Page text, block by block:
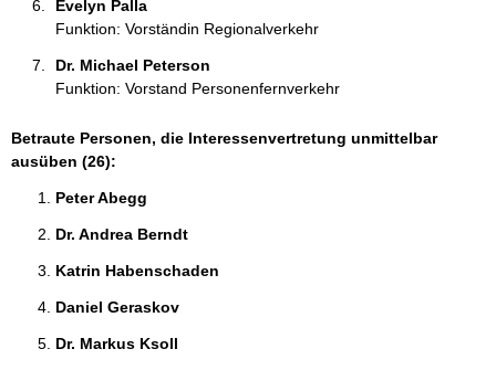
Evelyn Palla
Funktion: Vorständin Regionalverkehr
Dr. Michael Peterson
Funktion: Vorstand Personenfernverkehr
Betraute Personen, die Interessenvertretung unmittelbar
ausüben (26):
Peter Abegg
Dr. Andrea Berndt
Katrin Habenschaden
Daniel Geraskov
Dr. Markus Ksoll